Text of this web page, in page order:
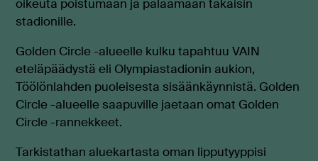
oikeuta poistumaan ja palaamaan takaisin
stadionille.
Golden Circle -alueelle kulku tapahtuu VAIN
eteläpäädystä eli Olympiastadionin aukion,
Töölönlahden puoleisesta sisäänkäynnistä. Golden
Circle -alueelle saapuville jaetaan omat Golden
Circle -rannekkeet.
Tarkistathan aluekartasta oman lipputyyppisi